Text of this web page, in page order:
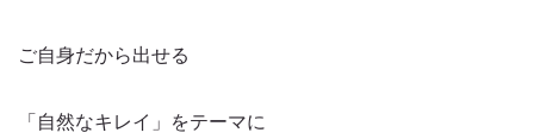
ご自身だから出せる
「自然なキレイ」をテーマに